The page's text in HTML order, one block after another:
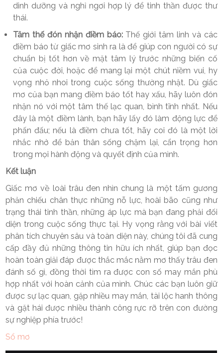
dinh dưỡng và nghỉ ngơi hợp lý để tinh thần được thư
thái.
Tâm thế đón nhận điềm báo:Thế giới tâm linh và các
điềm báo từ giấc mơ sinh ra là để giúp con người có sự
chuẩn bị tốt hơn về mặt tâm lý trước những biến cố
của cuộc đời, hoặc để mang lại một chút niềm vui, hy
vọng nhỏ nhoi trong cuộc sống thường nhật. Dù giấc
mơ của bạn mang điềm báo tốt hay xấu, hãy luôn đón
nhận nó với một tâm thế lạc quan, bình tĩnh nhất. Nếu
đây là một điềm lành, bạn hãy lấy đó làm động lực để
phấn đấu; nếu là điềm chưa tốt, hãy coi đó là một lời
nhắc nhở để bản thân sống chậm lại, cẩn trọng hơn
trong mọi hành động và quyết định của mình.
Kết luận
Giấc mơ về loài trâu đen nhìn chung là một tấm gương
phản chiếu chân thực những nỗ lực, hoài bão cũng như
trạng thái tinh thần, những áp lực mà bạn đang phải đối
diện trong cuộc sống thực tại. Hy vọng rằng với bài viết
phân tích chuyên sâu và toàn diện này, chúng tôi đã cung
cấp đầy đủ những thông tin hữu ích nhất, giúp bạn đọc
hoàn toàn giải đáp được thắc mắc nằm mơ thấy trâu đen
đánh số gì, đồng thời tìm ra được con số may mắn phù
hợp nhất với hoàn cảnh của mình. Chúc các bạn luôn giữ
được sự lạc quan, gặp nhiều may mắn, tài lộc hanh thông
và gặt hái được nhiều thành công rực rỡ trên con đường
sự nghiệp phía trước!
Sổ mơ